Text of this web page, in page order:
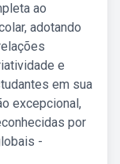
ao
adotando
e
em sua
excepcional,
por
-